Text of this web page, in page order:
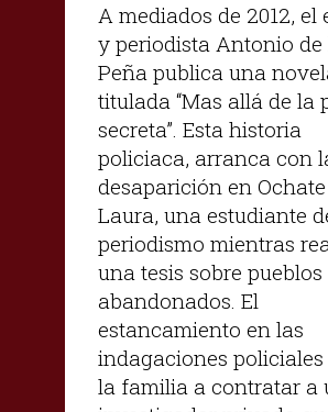
A mediados de 2012, el
y periodista Antonio de
Peña publica una
titulada “Mas allá de la
secreta”. Esta historia
policiaca, arranca con
desaparición en
Laura, una estudiante
periodismo mientras
una tesis sobre pueblos
abandonados. El
estancamiento en las
indagaciones
la familia a contratar a